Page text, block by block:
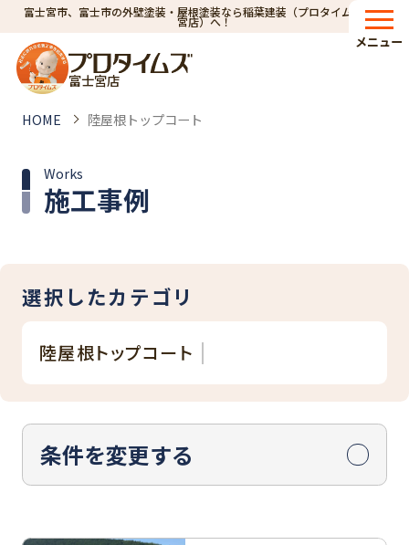
富士宮市、富士市の外壁塗装・屋根塗装なら稲葉建装（プロタイムズ富士
宮店）へ！
富士宮店
メニュー
HOME 陸屋根トップコート
施工事例
Works
選択したカテゴリ
陸屋根トップコート
条件を変更する